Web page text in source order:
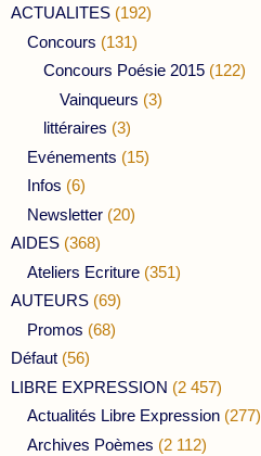
ACTUALITES (192)
Concours (131)
Concours Poésie 2015 (122)
Vainqueurs (3)
littéraires (3)
Evénements (15)
Infos (6)
Newsletter (20)
AIDES (368)
Ateliers Ecriture (351)
AUTEURS (69)
Promos (68)
Défaut (56)
LIBRE EXPRESSION (2 457)
Actualités Libre Expression (277)
Archives Poèmes (2 112)